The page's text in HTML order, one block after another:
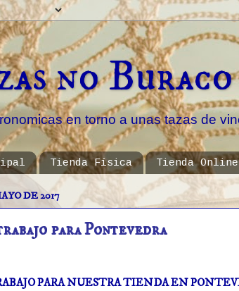
no
en torno a unas tazas de
Tienda Física Tienda Online
DE 2017
para Pontevedra
PARA NUESTRA TIENDA EN